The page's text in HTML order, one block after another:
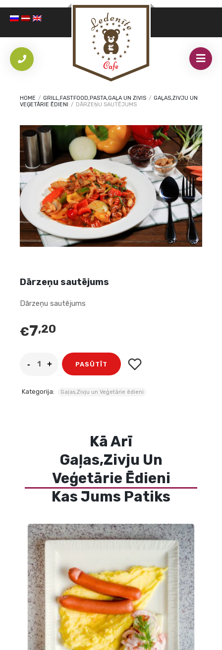
HOME / GRILL,FASTFOOD,PASTA,GAĻA UN ZIVIS / GAĻAS,ZIVJU UN
VEĢETĀRIE ĒDIENI / DĀRZEŅU SAUTĒJUMS
Dārzeņu sautējums
Dārzeņu sautējums
€7,20
PASŪTĪT
Kategorija: Gaļas,Zivju un Veģetārie ēdieni
Kā Arī
Gaļas,Zivju Un
Veģetārie Ēdieni
Kas Jums Patiks